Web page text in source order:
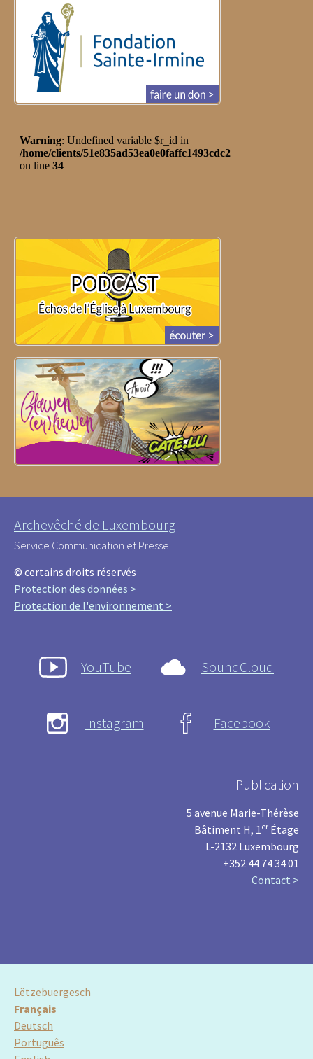
Archevêché de Luxembourg
Service Communication et Presse
© certains droits réservés
Protection des données >
Protection de l'environnement >
YouTube SoundCloud
Instagram Facebook
Publication
5 avenue Marie-Thérèse
Bâtiment H, 1er Étage
L-2132 Luxembourg
+352 44 74 34 01
Contact >
Lëtzebuergesch
Français
Deutsch
Português